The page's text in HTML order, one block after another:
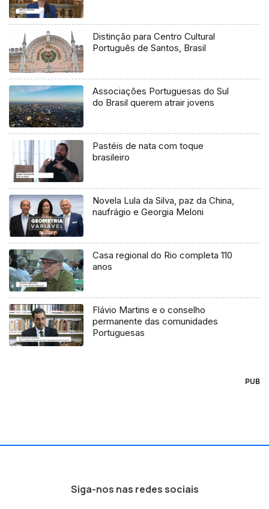
Distinção para Centro Cultural
Português de Santos, Brasil
Associações Portuguesas do Sul
do Brasil querem atrair jovens
Pastéis de nata com toque
brasileiro
Novela Lula da Silva, paz da China,
naufrágio e Georgia Meloni
Casa regional do Rio completa 110
anos
Flávio Martins e o conselho
permanente das comunidades
Portuguesas
PUB
Siga-nos nas redes sociais